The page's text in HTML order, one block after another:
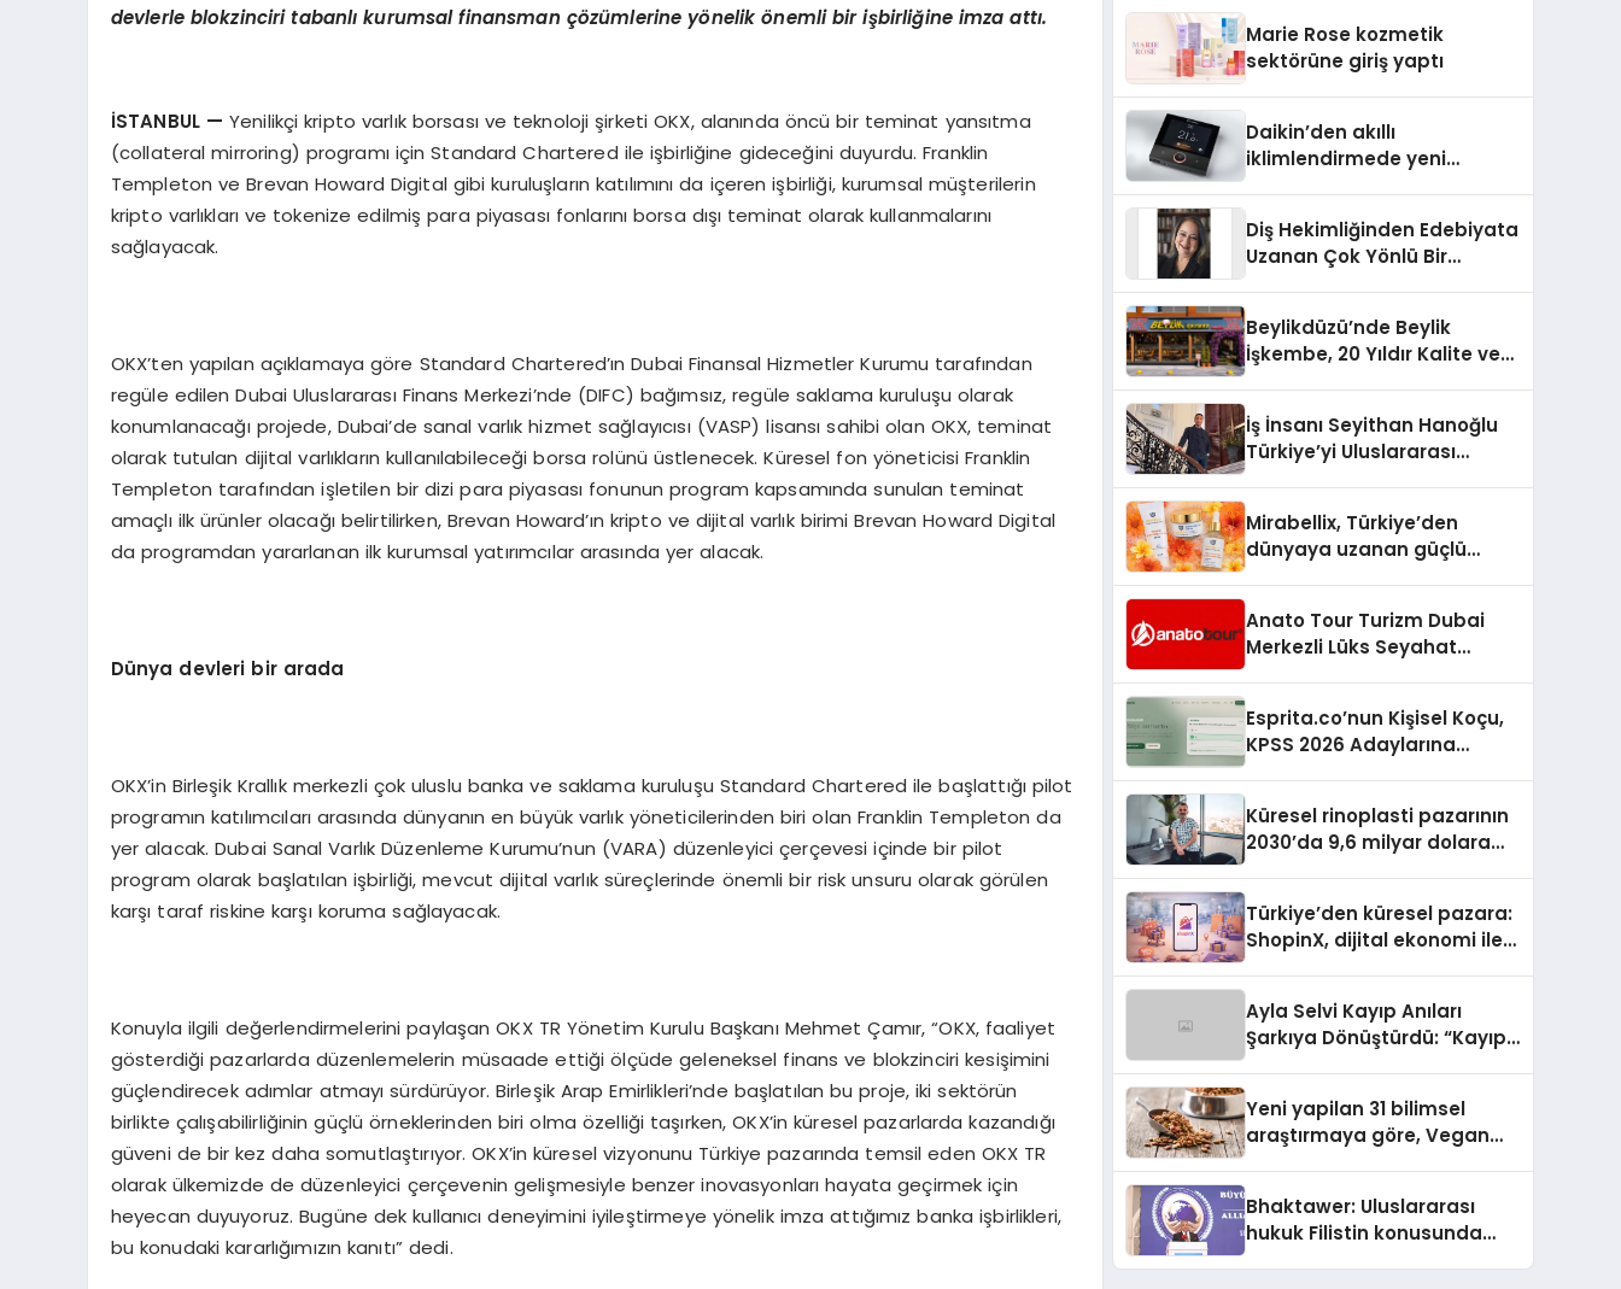
devlerle blokzinciri tabanlı kurumsal finansman çözümlerine yönelikönemli bir işbirliğine imza attı.
İSTANBUL — Yenilikçi kripto varlık borsası ve teknoloji şirketi OKX, alanında öncü bir teminat yansıtma
(collateral mirroring) programı için Standard Chartered ile işbirliğine gideceğini duyurdu. Franklin
Templeton ve Brevan Howard Digital gibi kuruluşların katılımını da içeren işbirliği, kurumsal müşterilerin
kripto varlıkları ve tokenize edilmiş para piyasası fonlarını borsa dışı teminat olarak kullanmalarını
sağlayacak.
OKX’ten yapılan açıklamaya göre Standard Chartered’ın Dubai Finansal Hizmetler Kurumu tarafından
regüle edilen Dubai Uluslararası Finans Merkezi’nde (DIFC) bağımsız, regüle saklama kuruluşu olarak
konumlanacağı projede, Dubai’de sanal varlık hizmet sağlayıcısı (VASP) lisansı sahibi olan OKX, teminat
olarak tutulan dijital varlıkların kullanılabileceği borsa rolünü üstlenecek. Küresel fon yöneticisi Franklin
Templeton tarafından işletilen bir dizi para piyasası fonunun program kapsamında sunulan teminat
amaçlı ilk ürünler olacağı belirtilirken, Brevan Howard’ın kripto ve dijital varlık birimi Brevan Howard Digital
da programdan yararlanan ilk kurumsal yatırımcılar arasında yer alacak.
Dünya devleri bir arada
OKX’in Birleşik Krallık merkezli çok uluslu banka ve saklama kuruluşu Standard Chartered ile başlattığı pilot
programın katılımcıları arasında dünyanın en büyük varlık yöneticilerinden biri olan Franklin Templeton da
yer alacak. Dubai Sanal Varlık Düzenleme Kurumu’nun (VARA) düzenleyici çerçevesi içinde bir pilot
program olarak başlatılan işbirliği, mevcut dijital varlık süreçlerinde önemli bir risk unsuru olarak görülen
karşı taraf riskine karşı koruma sağlayacak.
Konuyla ilgili değerlendirmelerini paylaşan OKX TR Yönetim Kurulu Başkanı Mehmet Çamır, “OKX, faaliyet
gösterdiği pazarlarda düzenlemelerin müsaade ettiği ölçüde geleneksel finans ve blokzinciri kesişimini
güçlendirecek adımlar atmayı sürdürüyor. Birleşik Arap Emirlikleri’nde başlatılan bu proje, iki sektörün
birlikte çalışabilirliğinin güçlü örneklerinden biri olma özelliği taşırken, OKX’in küresel pazarlarda kazandığı
güveni de bir kez daha somutlaştırıyor. OKX’in küresel vizyonunu Türkiye pazarında temsil eden OKX TR
olarak ülkemizde de düzenleyici çerçevenin gelişmesiyle benzer inovasyonları hayata geçirmek için
heyecan duyuyoruz. Bugüne dek kullanıcı deneyimini iyileştirmeye yönelik imza attığımız banka işbirlikleri,
bu konudaki kararlığımızın kanıtı” dedi.
Aldı
Marie Rose kozmetik
sektörüne giriş yaptı
Daikin’den akıllı
iklimlendirmede yeni
Diş Hekimliğinden Edebiyata
Uzanan Çok Yönlü Bir
Beylikdüzü’nde Beylik
İşkembe, 20 Yıldır Kalite ve
İş İnsanı Seyithan Hanoğlu
Türkiye’yi Uluslararası
Mirabellix, Türkiye’den
dünyaya uzanan güçlü
Anato Tour Turizm Dubai
Merkezli Lüks Seyahat
Esprita.co’nun Kişisel Koçu,
KPSS 2026 Adaylarına
Küresel rinoplasti pazarının
2030’da 9,6 milyar dolara
Türkiye’den küresel pazara:
ShopinX, dijital ekonomi ile
Ayla Selvi Kayıp Anıları
Şarkıya Dönüştürdü: “Kayıp
Yeni yapilan 31 bilimsel
araştırmaya göre, Vegan
Sindirildiğini Ortaya Koydu
Bhaktawer: Uluslararası
hukuk Filistin konusunda